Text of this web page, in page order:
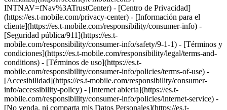
INTNAV=fNav%3ATrustCenter) - [Centro de Privacidad]
(https://es.t-mobile.com/privacy-center) - [Información para el
cliente](https://es.t-mobile.com/responsibility/consumer-info) -
[Seguridad pública/911](https://es.t-
mobile.com/responsibility/consumer-info/safety/9-1-1) - [Términos y
condiciones](https://es.t-mobile.com/responsibility/legal/terms-and-
conditions) - [Términos de uso](https://es.t-
mobile.com/responsibility/consumer-info/policies/terms-of-use) -
[Accesibilidad](https://es.t-mobile.com/responsibility/consumer-
info/accessibility-policy) - [Internet abierta](https://es.t-
mobile.com/responsibility/consumer-info/policies/internet-service) -
[No venda, ni comparta mis Datos Personales](https://es.t-